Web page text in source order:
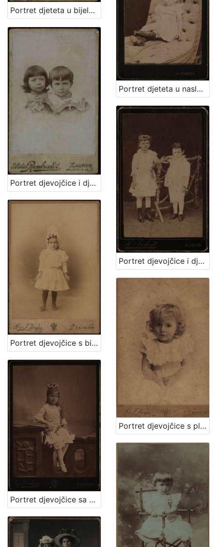
Portret djeteta u bijeloj haljinici i tamnim čizmicama / Artistički zavod Mosinger
Portret djeteta u naslonjaču / Ivan Standl
Portret djevojčice i dječaka / Atelier Rembrandt
Portret djevojčice i dječaka / Herrman Fickert
Portret djevojčice s bijelom kapom / G. & I.Varga
Portret djevojčice s plavim uvojcima / G.&I. Varga
Portret djevojčice sa cvjetnim vjenčićem / [Gjuro Varga] ; [izradio fotografski atelijer] G. & I. Varga